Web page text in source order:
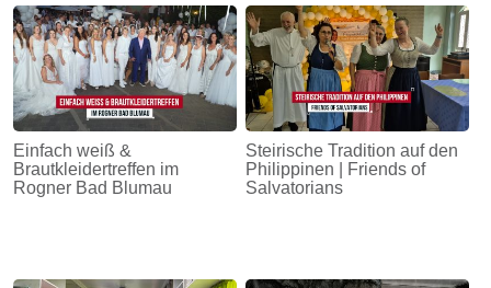
Einfach weiß &
Brautkleidertreffen im
Rogner Bad Blumau
Steirische Tradition auf den
Philippinen | Friends of
Salvatorians